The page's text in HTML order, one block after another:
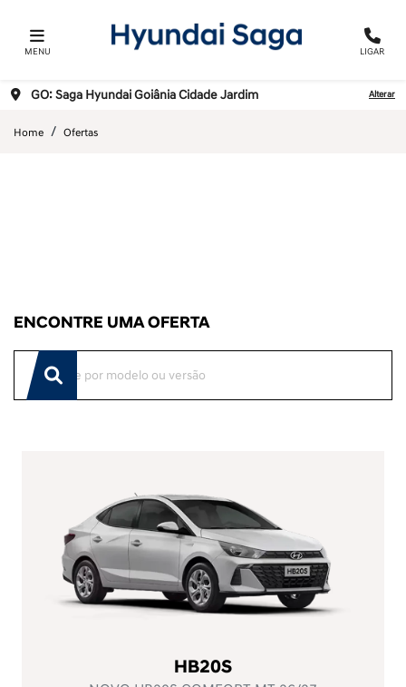
MENU LIGAR
GO: Saga Hyundai Goiânia Cidade Jardim Alterar
Home Ofertas
ENCONTRE UMA OFERTA
HB20S